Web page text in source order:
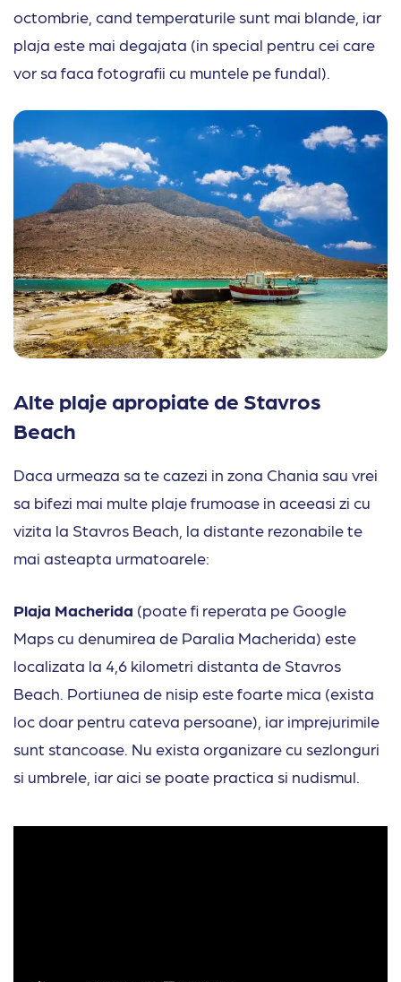
octombrie, cand temperaturile sunt mai blande, iar
plaja este mai degajata (in special pentru cei care
vor sa faca fotografii cu muntele pe fundal).
Alte plaje apropiate de Stavros
Beach
Daca urmeaza sa te cazezi in zona Chania sau vrei
sa bifezi mai multe plaje frumoase in aceeasi zi cu
vizita la Stavros Beach, la distante rezonabile te
mai asteapta urmatoarele:
Plaja Macherida (poate fi reperata pe Google
Maps cu denumirea de Paralia Macherida) este
localizata la 4,6 kilometri distanta de Stavros
Beach. Portiunea de nisip este foarte mica (exista
loc doar pentru cateva persoane), iar imprejurimile
sunt stancoase. Nu exista organizare cu sezlonguri
si umbrele, iar aici se poate practica si nudismul.